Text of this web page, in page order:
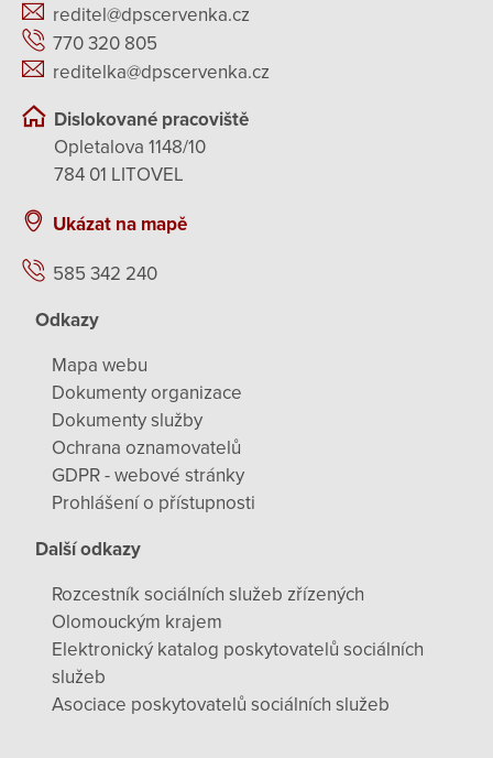
reditel@dpscervenka.cz
770 320 805
reditelka@dpscervenka.cz
Dislokované pracoviště
Opletalova 1148/10
784 01 LITOVEL
Ukázat na mapě
585 342 240
Odkazy
Mapa webu
Dokumenty organizace
Dokumenty služby
Ochrana oznamovatelů
GDPR - webové stránky
Prohlášení o přístupnosti
Další odkazy
Rozcestník sociálních služeb zřízených
Olomouckým krajem
Elektronický katalog poskytovatelů sociálních
služeb
Asociace poskytovatelů sociálních služeb